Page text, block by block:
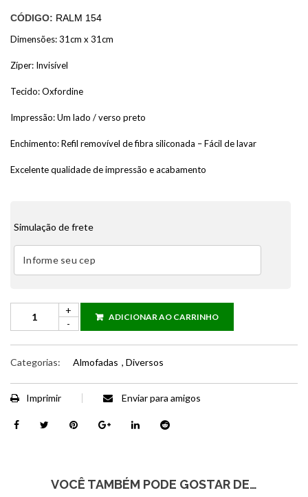
CÓDIGO: RALM 154
Dimensões: 31cm x 31cm
Zíper: Invisível
Tecido: Oxfordine
Impressão: Um lado / verso preto
Enchimento: Refil removível de fibra siliconada – Fácil de lavar
Excelente qualidade de impressão e acabamento
Simulação de frete
ADICIONAR AO CARRINHO
Categorias: Almofadas , Diversos
Imprimir Enviar para amigos
VOCÊ TAMBÉM PODE GOSTAR DE…